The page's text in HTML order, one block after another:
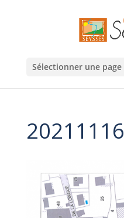
Sélectionner une page